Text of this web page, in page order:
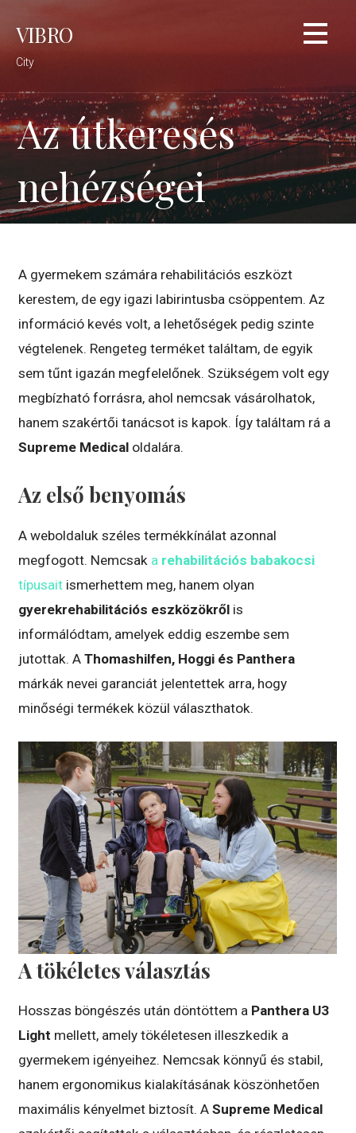
VIBRO
City
Az útkeresés
nehézségei
A gyermekem számára rehabilitációs eszközt
kerestem, de egy igazi labirintusba csöppentem. Az
információ kevés volt, a lehetőségek pedig szinte
végtelenek. Rengeteg terméket találtam, de egyik
sem tűnt igazán megfelelőnek. Szükségem volt egy
megbízható forrásra, ahol nemcsak vásárolhatok,
hanem szakértői tanácsot is kapok. Így találtam rá a
Supreme Medical oldalára.
Az első benyomás
A weboldaluk széles termékkínálat azonnal
megfogott. Nemcsak a rehabilitációs babakocsi
típusait ismerhettem meg, hanem olyan
gyerekrehabilitációs eszközökről is
informálódtam, amelyek eddig eszembe sem
jutottak. AThomashilfen, Hoggi és Panthera
márkák nevei garanciát jelentettek arra, hogy
minőségi termékek közül választhatok.
A tökéletes választás
Hosszas böngészés után döntöttem a Panthera U3
Light mellett, amely tökéletesen illeszkedik a
gyermekem igényeihez. Nemcsak könnyű és stabil,
hanem ergonomikus kialakításának köszönhetően
maximális kényelmet biztosít. ASupreme Medical